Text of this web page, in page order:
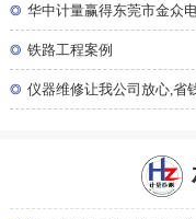
◎ 华中计量赢得东莞市金众
◎ 铁路工程案例
◎ 仪器维修让我公司放心,省